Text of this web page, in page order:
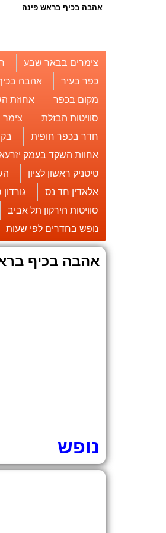
אהבה בכיף בראש פינה
צימרים בבאר שבע
כפר בעיר
אהבה
מקום בכפר
אחוזת
סוויטות הבזלת
חדר בכפר חופית
אחוות השקד בעמק
טיטניק ראשון לציון
אלאדין חד נס
סוויטות הירקון תל אביב
נופש בחדרים לפי שעות
אהבה בכיף
נופש